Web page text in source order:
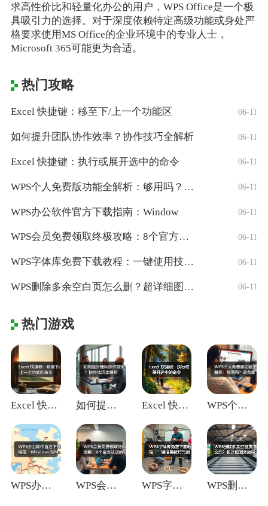
求高性价比和轻量化办公的用户，WPS Office是一个极
具吸引力的选择。对于深度依赖特定高级功能或身处严
格要求使用MS Office的企业环境中的专业人士，
Microsoft 365可能更为合适。
热门攻略
Excel 快捷键：移至下/上一个功能区 06-11
如何提升团队协作效率？协作技巧全解析 06-11
Excel 快捷键：执行或展开选中的命令 06-11
WPS个人免费版功能全解析：够用吗？适合 06-11
WPS办公软件官方下载指南：Window 06-11
WPS会员免费领取终极攻略：8个官方认证 06-11
WPS字体库免费下载教程：一键使用技巧与 06-11
WPS删除多余空白页怎么删？超详细图文教 06-11
热门游戏
Excel 快捷键：移至下/上一个功能区 如何提升团队协作效率？协作技巧全解析 Excel 快捷键：执行或展开选中的命令 WPS个人免费版功能全解析：够用吗？适合
WPS办公软件官方下载指南：Window WPS会员免费领取终极攻略：8个官方认证 WPS字体库免费下载教程：一键使用技巧与 WPS删除多余空白页怎么删？超详细图文教